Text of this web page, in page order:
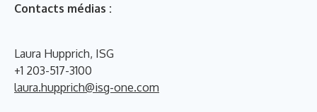
Contacts médias :
Laura Hupprich, ISG
+1 203-517-3100
laura.hupprich@isg-one.com